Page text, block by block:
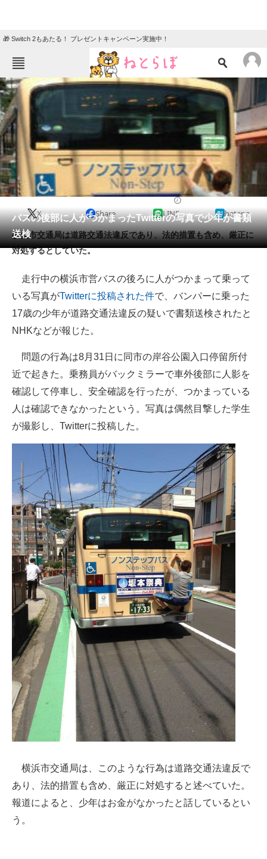
🎁 Switch 2もあたる！ プレゼントキャンペーン実施中！
ねとらぼメニュー
TOP ニュース
エンタメ クイズ
グルメ
住まい 教育・育児
動物 リサーチ
会員記事
メディア
ITの今と未来を見通す
スマホと通信の最新トレンド
好きが集まる 比べて選べる
ビジネスと働き方のヒント
AI活用のいまが分かる
企業ITのトレンドを詳説
経営リーダーのコミュニティ
マーケ×ITの今がよく分かる
ITエンジニア向け専門サイト
企業向けIT製品の総合サイト
IT製品の技術・比較・事例
製造業のIT導入・活用を支援
モノづくり技術者専門サイト
エレクトロニクス専門サイト
電子設計の基本と応用
エネルギーの専門メディア
建設×テクノロジーの最前線
バスの後部に人がつかまったTwitterの写真で少年が書類
送検
X Share LINE hatena
横浜市交通局は道路交通法違反であり、法的措置も含め、厳正に
対処するとしていた。
走行中の横浜市営バスの後ろに人がつかまって乗って
いる写真がTwitterに投稿された件で、バンパーに乗った
17歳の少年が道路交通法違反の疑いで書類送検されたと
NHKなどが報じた。
問題の行為は8月31日に同市の岸谷公園入口停留所付
近で起きた。乗務員がバックミラーで車外後部に人影を
確認して停車し、安全確認を行ったが、つかまっている
人は確認できなかったという。写真は偶然目撃した学生
が撮影し、Twitterに投稿した。
横浜市交通局は、このような行為は道路交通法違反で
あり、法的措置も含め、厳正に対処すると述べていた。
報道によると、少年はお金がなかったと話しているとい
う。